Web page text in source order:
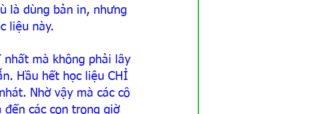
là dùng bản in, nhưng
liệu này.
nhất mà không phải lây
Hầu hết học liệu CHỈ
Nhờ vậy mà các cô
các con trong giờ